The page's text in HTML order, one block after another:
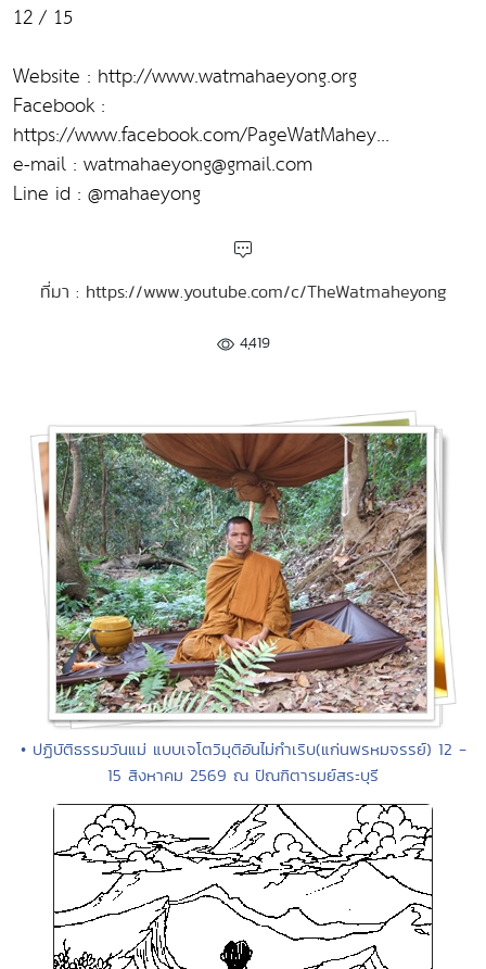
12 / 15
Website : http://www.watmahaeyong.org
Facebook :
https://www.facebook.com/PageWatMahey...
e-mail : watmahaeyong@gmail.com
Line id : @mahaeyong
ที่มา : https://www.youtube.com/c/TheWatmaheyong
4,419
• ปฏิบัติธรรมวันแม่ แบบเจโตวิมุติอันไม่กำเริบ(แก่นพรหมจรรย์) 12 -
15 สิงหาคม 2569 ณ ปัณฑิตารมย์สระบุรี